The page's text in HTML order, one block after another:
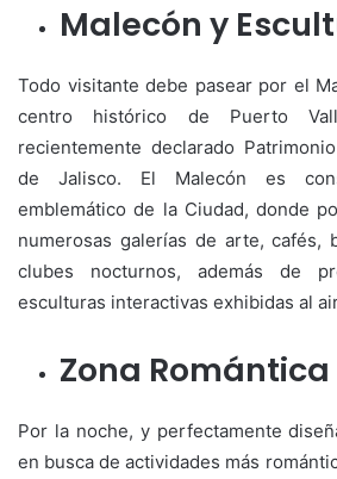
Malecón y
Todo visitante debe pasear por el
centro histórico de Puerto
recientemente declarado
de Jalisco. El Malecón es
emblemático de la Ciudad, donde
numerosas galerías de arte, cafés,
clubes nocturnos, además de
esculturas interactivas exhibidas al
Zona Romántica
Por la noche, y perfectamente
en busca de actividades más